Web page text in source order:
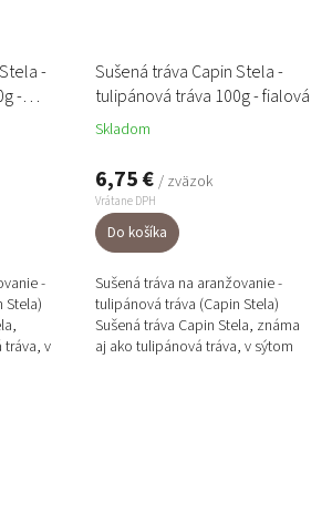
-
-
-
Stela)
tráva, v
Sušená tráva Capin Stela -
tulipánová tráva 100g - fialová
Skladom
6,75 € / zväzok
Vrátane DPH
Do košíka
Sušená tráva na aranžovanie -
tulipánová tráva (Capin Stela)
Sušená tráva Capin Stela, známa
aj ako tulipánová tráva, v sýtom